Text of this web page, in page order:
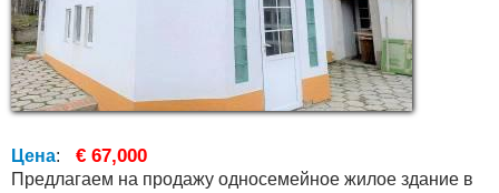
Цена: € 67,000
Предлагаем на продажу односемейное жилое здание в